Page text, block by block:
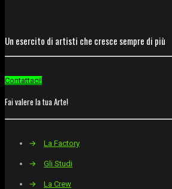
Un esercito di artisti che cresce sempre di più
Contattaci!
Fai valere la tua Arte!
→ La Factory
→ Gli Studi
→ La Crew